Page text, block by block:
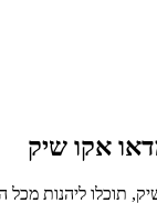
אקו שיק
תוכלו ליהנות